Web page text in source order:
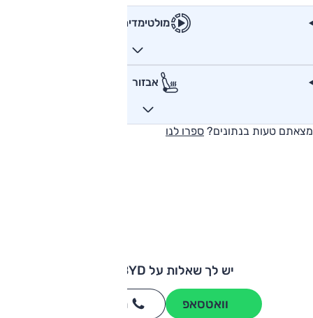
מולטימדיה
אבזור
מצאתם טעות בנתונים? ספרו לנו
יש לך שאלות על BYD סיל U?
וואטסאפ חייגו